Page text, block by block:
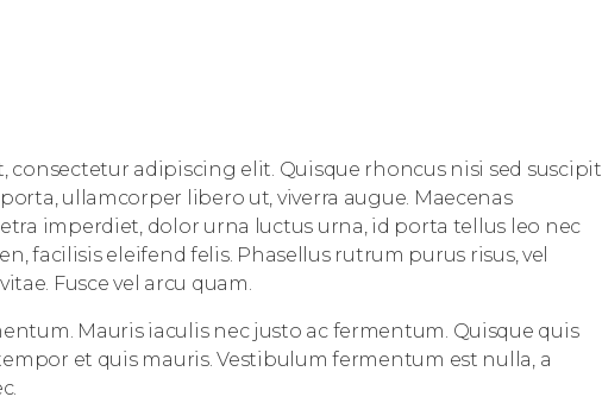
consectetur adipiscing elit. Quisque rhoncus nisi sed suscipit
ullamcorper libero ut, viverra augue. Maecenas
imperdiet, dolor urna luctus urna, id porta tellus leo nec
facilisis eleifend felis. Phasellus rutrum purus risus, vel
Fusce vel arcu quam.
Mauris iaculis nec justo ac fermentum. Quisque quis
et quis mauris. Vestibulum fermentum est nulla, a